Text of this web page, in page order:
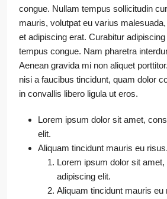
congue. Nullam tempus sollicitudin
mauris, volutpat eu varius
et adipiscing erat. Curabitur
tempus congue. Nam pharetra
Aenean gravida mi non aliquet
nisi a faucibus tincidunt, quam dolor
in convallis libero ligula ut eros.
Lorem ipsum dolor sit amet,
elit.
Aliquam tincidunt mauris eu risus.
Lorem ipsum dolor sit
adipiscing elit.
Aliquam tincidunt mauris eu